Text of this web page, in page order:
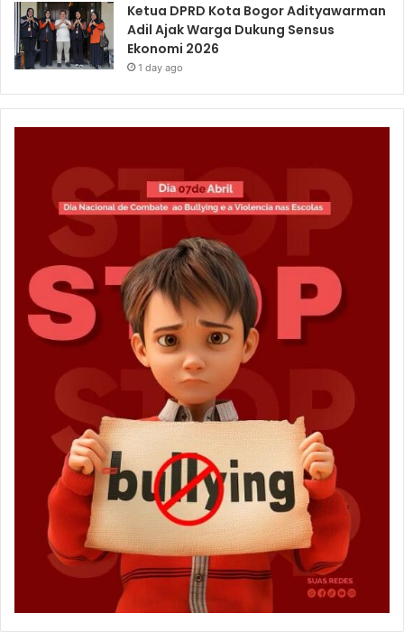
Ketua DPRD Kota Bogor Adityawarman
Adil Ajak Warga Dukung Sensus
Ekonomi 2026
1 day ago